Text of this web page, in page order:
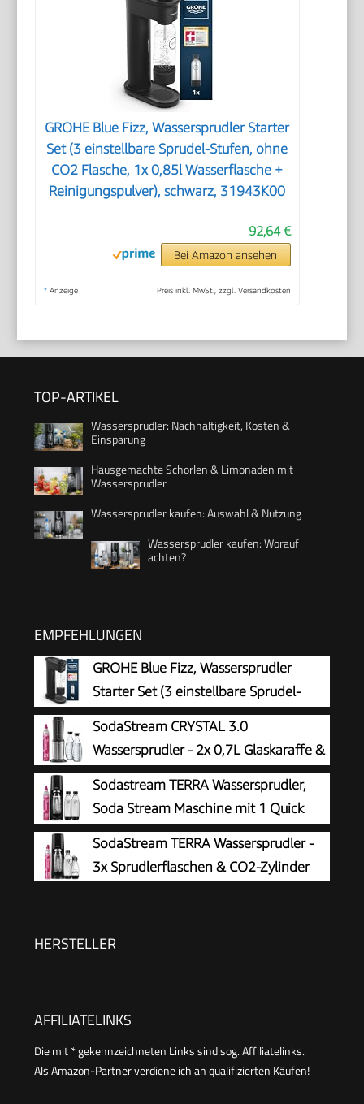
GROHE Blue Fizz, Wassersprudler Starter
Set (3 einstellbare Sprudel-Stufen, ohne
CO2 Flasche, 1x 0,85l Wasserflasche +
Reinigungspulver), schwarz, 31943K00
92,64 €
Bei Amazon ansehen
* Anzeige Preis inkl. MwSt., zzgl. Versandkosten
TOP-ARTIKEL
Wassersprudler: Nachhaltigkeit, Kosten &
Einsparung
Hausgemachte Schorlen & Limonaden mit
Wassersprudler
Wassersprudler kaufen: Auswahl & Nutzung
Wassersprudler kaufen: Worauf
achten?
EMPFEHLUNGEN
GROHE Blue Fizz, Wassersprudler
Starter Set (3 einstellbare Sprudel-
Stufen, ohne CO2 Flasche, 1x 0,85l
Wasserflasche + Reinigungspulver), schwarz,
31943K00
SodaStream CRYSTAL 3.0
Wassersprudler - 2x 0,7L Glaskaraffe &
CO2-Zylinder
Sodastream TERRA Wassersprudler,
Soda Stream Maschine mit 1 Quick
Connect 60L CO2-Zylinder, 2x 1L und
3x 1L spülmaschinengeeignete Kunststoff-
Sprudlerflaschen, Höhe 44 cm, Schwarz
SodaStream TERRA Wassersprudler -
3x Sprudlerflaschen & CO2-Zylinder
HERSTELLER
AFFILIATELINKS
Die mit * gekennzeichneten Links sind sog. Affiliatelinks.
Als Amazon-Partner verdiene ich an qualifizierten Käufen!